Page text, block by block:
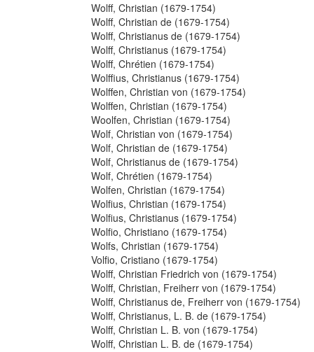
Wolff, Christian (1679-1754)
Wolff, Christian de (1679-1754)
Wolff, Christianus de (1679-1754)
Wolff, Christianus (1679-1754)
Wolff, Chrétien (1679-1754)
Wolffius, Christianus (1679-1754)
Wolffen, Christian von (1679-1754)
Wolffen, Christian (1679-1754)
Woolfen, Christian (1679-1754)
Wolf, Christian von (1679-1754)
Wolf, Christian de (1679-1754)
Wolf, Christianus de (1679-1754)
Wolf, Chrétien (1679-1754)
Wolfen, Christian (1679-1754)
Wolfius, Christian (1679-1754)
Wolfius, Christianus (1679-1754)
Wolfio, Christiano (1679-1754)
Wolfs, Christian (1679-1754)
Volfio, Cristiano (1679-1754)
Wolff, Christian Friedrich von (1679-1754)
Wolff, Christian, Freiherr von (1679-1754)
Wolff, Christianus de, Freiherr von (1679-1754)
Wolff, Christianus, L. B. de (1679-1754)
Wolff, Christian L. B. von (1679-1754)
Wolff, Christian L. B. de (1679-1754)